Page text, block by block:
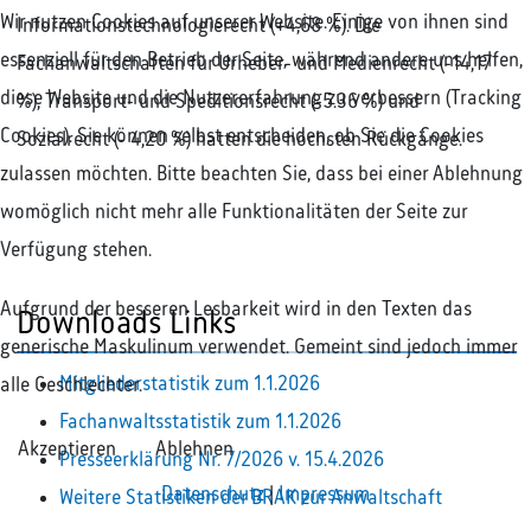
Informationstechnologierecht (+4,68 %). Die
Fachanwaltschaften für Urheber- und Medienrecht (-14,17
%), Transport- und Speditionsrecht (-5.36 %) und
Sozialrecht (- 4,20 %) hatten die höchsten Rückgänge.
Downloads Links
Mitgliederstatistik zum 1.1.2026
Fachanwaltsstatistik zum 1.1.2026
Presseerklärung Nr. 7/2026 v. 15.4.2026
Weitere Statistiken der BRAK zur Anwaltschaft
Wir nutzen Cookies auf unserer Website. Einige von ihnen sind
essenziell für den Betrieb der Seite, während andere uns helfen,
diese Website und die Nutzererfahrung zu verbessern (Tracking
Cookies). Sie können selbst entscheiden, ob Sie die Cookies
zulassen möchten. Bitte beachten Sie, dass bei einer Ablehnung
womöglich nicht mehr alle Funktionalitäten der Seite zur
Verfügung stehen.
Aufgrund der besseren Lesbarkeit wird in den Texten das
generische Maskulinum verwendet. Gemeint sind jedoch immer
alle Geschlechter.
Akzeptieren Ablehnen
Datenschutz|Impressum